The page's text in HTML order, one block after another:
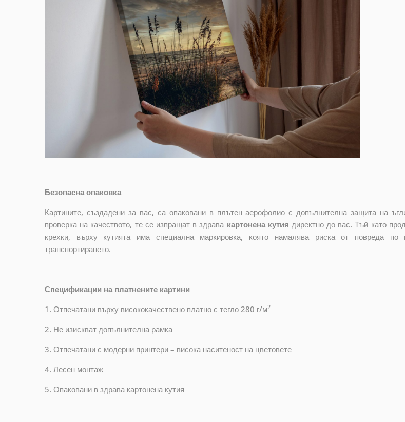
Безопасна опаковка
Картините, създадени за вас, са опаковани в плътен аерофолио с допълнителна защита на
проверка на качеството, те се изпращат в здрава картонена кутия директно до вас. Тъй като
крехки, върху кутията има специална маркировка, която намалява риска от повреда по
транспортирането.
Спецификации на платнените картини
1. Отпечатани върху висококачествено платно с тегло 280 г/м2
2. Не изискват допълнителна рамка
3. Отпечатани с модерни принтери – висока наситеност на цветовете
4. Лесен монтаж
5. Опаковани в здрава картонена кутия